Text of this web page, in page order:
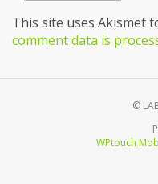
This site uses Akismet
comment data is
©
WPtouch